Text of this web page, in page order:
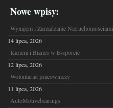
Nowe wpisy:
Wynajem i Zarządzanie Nieruchomościami
14 lipca, 2026
Kariera i Biznes w E-sporcie
12 lipca, 2026
Wolontariat pracowniczy
11 lipca, 2026
AutoMotivebearings